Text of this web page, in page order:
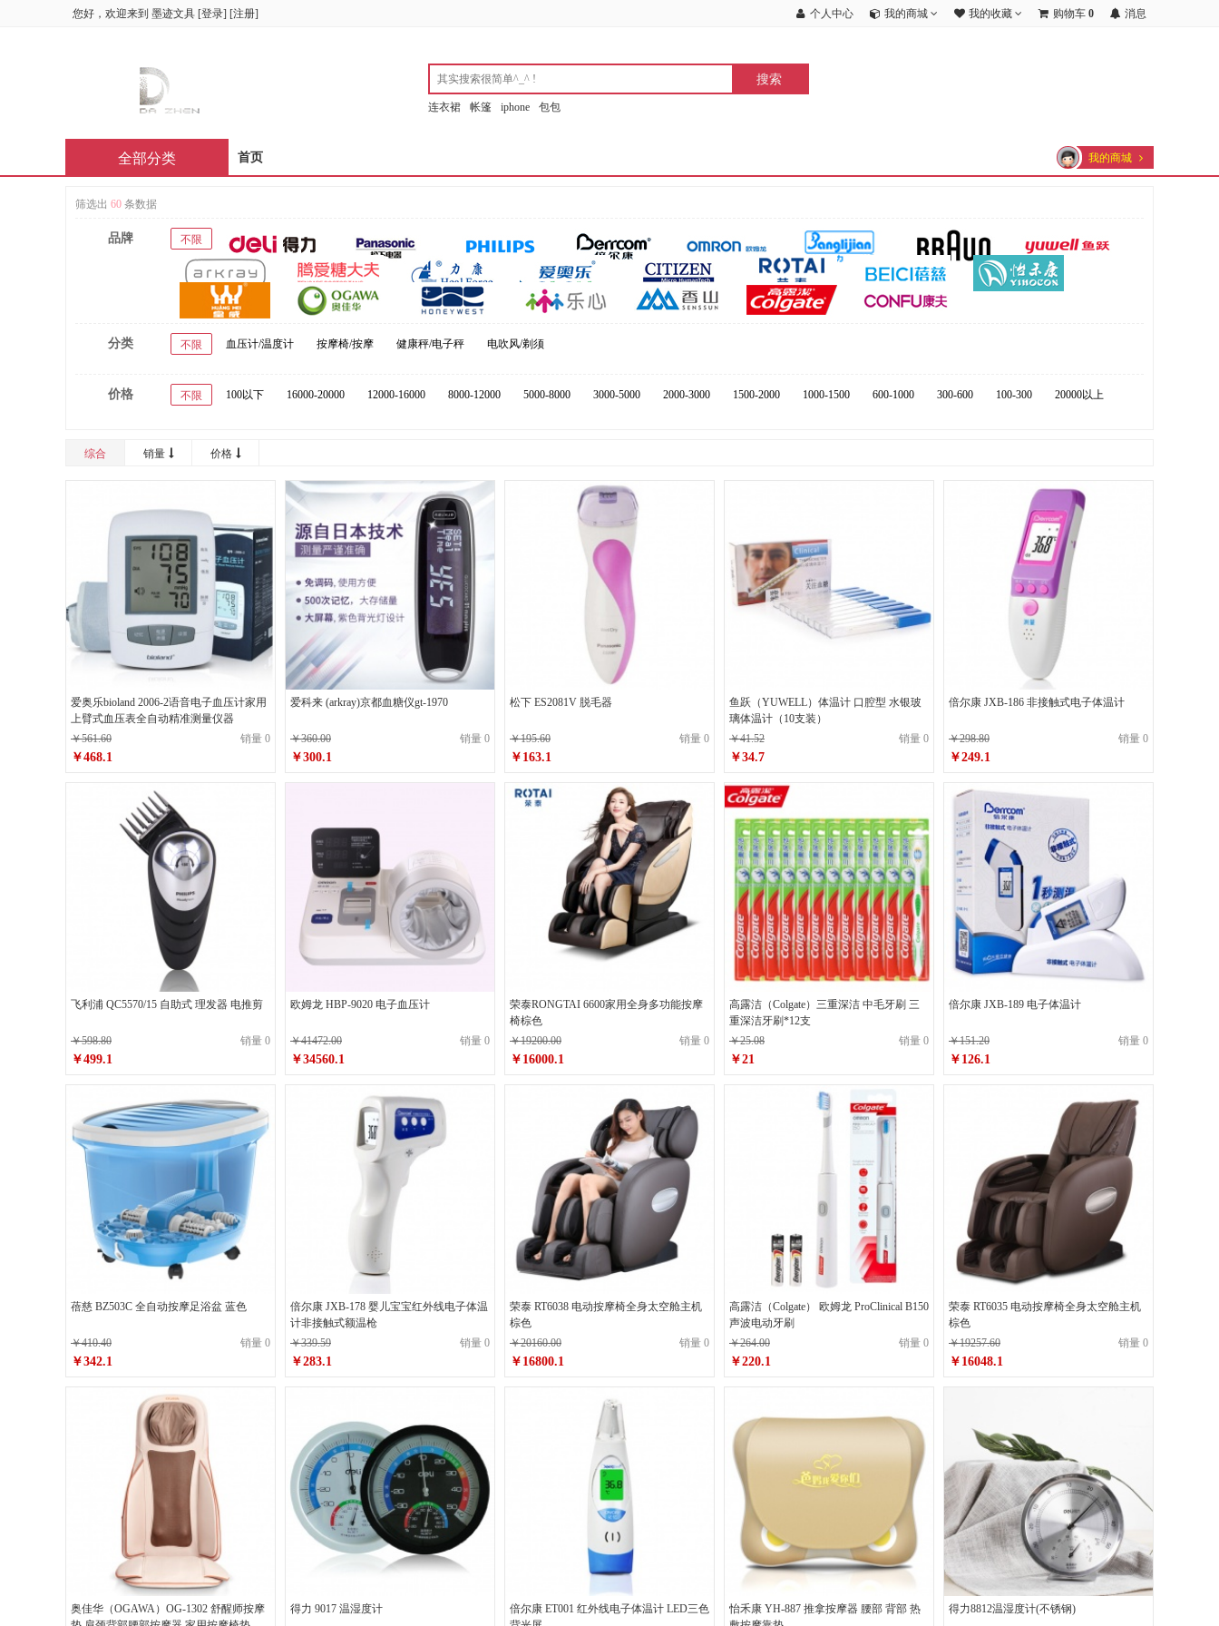
您好，欢迎来到 墨迹文具 [登录] [注册] 个人中心 我的商城 我的收藏 购物车 0 消息
连衣裙 帐篷 iphone 包包
首页 我的商城
全部分类
筛选出 60 条数据
品牌 不限
分类 不限 血压计/温度计 按摩椅/按摩 健康秤/电子秤 电吹风/剃须
价格 不限 100以下 16000-20000 12000-16000 8000-12000 5000-8000 3000-5000 2000-3000 1500-2000 1000-1500 600-1000 300-600 100-300 20000以上
综合 销量 价格
爱奥乐bioland 2006-2语音电子血压计家用
上臂式血压表全自动精准测量仪器
￥561.60
销量 0
￥468.1
爱科来 (arkray)京都血糖仪gt-1970
￥360.00 销量 0
￥300.1
松下 ES2081V 脱毛器
￥195.60 销量 0
￥163.1
鱼跃（YUWELL）体温计 口腔型 水银玻
璃体温计（10支装）
￥41.52
销量 0
￥34.7
倍尔康 JXB-186 非接触式电子体温计
￥298.80 销量 0
￥249.1
飞利浦 QC5570/15 自助式 理发器 电推剪
￥598.80 销量 0
￥499.1
欧姆龙 HBP-9020 电子血压计
￥41472.00 销量 0
￥34560.1
荣泰RONGTAI 6600家用全身多功能按摩
椅棕色
￥19200.00
销量 0
￥16000.1
高露洁（Colgate）三重深洁 中毛牙刷 三
重深洁牙刷*12支
￥25.08
销量 0
￥21
倍尔康 JXB-189 电子体温计
￥151.20 销量 0
￥126.1
蓓慈 BZ503C 全自动按摩足浴盆 蓝色
￥410.40 销量 0
￥342.1
倍尔康 JXB-178 婴儿宝宝红外线电子体温
计非接触式额温枪
￥339.59
销量 0
￥283.1
荣泰 RT6038 电动按摩椅全身太空舱主机
棕色
￥20160.00
销量 0
￥16800.1
高露洁（Colgate） 欧姆龙 ProClinical B150
声波电动牙刷
￥264.00
销量 0
￥220.1
荣泰 RT6035 电动按摩椅全身太空舱主机
棕色
￥19257.60
销量 0
￥16048.1
奥佳华（OGAWA）OG-1302 舒醒师按摩
得力 9017 温湿度计
倍尔康 ET001 红外线电子体温计 LED三色
怡禾康 YH-887 推拿按摩器 腰部 背部 热
得力8812温湿度计(不锈钢)